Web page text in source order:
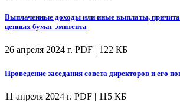
Выплаченные доходы или иные выплаты,
ценных бумаг эмитента
26 апреля 2024 г. PDF | 122 КБ
Проведение заседания совета директоров и его
11 апреля 2024 г. PDF | 115 КБ